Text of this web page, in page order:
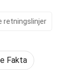
retningslinjer
Fakta